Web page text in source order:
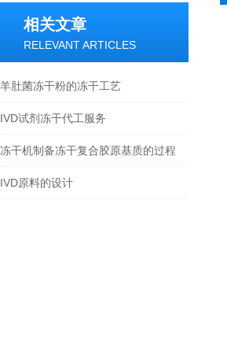
相关文章
RELEVANT ARTICLES
羊肚菌冻干粉的冻干工艺
IVD试剂冻干代工服务
冻干机制备冻干复合胶原基质的过程
IVD原料的设计